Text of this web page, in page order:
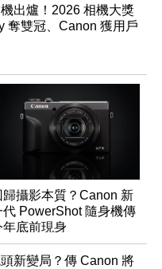
出爐！2026 相機大獎
奪雙冠、Canon 獲用戶
歸攝影本質？Canon 新
代 PowerShot 隨身機傳
年底前現身
新變局？傳 Canon 將